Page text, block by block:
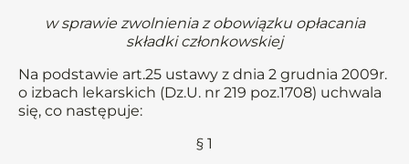
w sprawie zwolnienia z obowiązku opłacania
składki członkowskiej
Na podstawie art.25 ustawy z dnia 2 grudnia 2009r.
o izbach lekarskich (Dz.U. nr 219 poz.1708) uchwala
się, co następuje:
§ 1